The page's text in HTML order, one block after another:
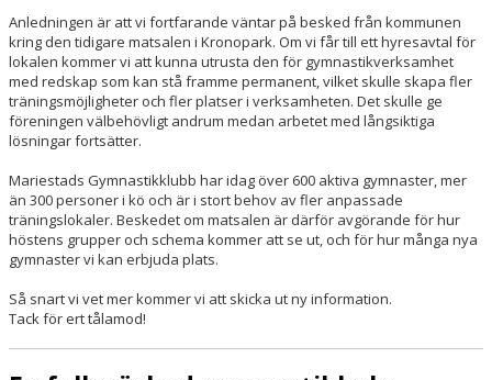
Anledningen är att vi fortfarande väntar på besked från kommunen
kring den tidigare matsalen i Kronopark. Om vi får till ett hyresavtal för
lokalen kommer vi att kunna utrusta den för gymnastikverksamhet
med redskap som kan stå framme permanent, vilket skulle skapa fler
träningsmöjligheter och fler platser i verksamheten. Det skulle ge
föreningen välbehövligt andrum medan arbetet med långsiktiga
lösningar fortsätter.
Mariestads Gymnastikklubb har idag över 600 aktiva gymnaster, mer
än 300 personer i kö och är i stort behov av fler anpassade
träningslokaler. Beskedet om matsalen är därför avgörande för hur
höstens grupper och schema kommer att se ut, och för hur många nya
gymnaster vi kan erbjuda plats.
Så snart vi vet mer kommer vi att skicka ut ny information.
Tack för ert tålamod!